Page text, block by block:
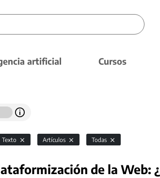
artificial Cursos
Texto Artículos Todas
de la Web: